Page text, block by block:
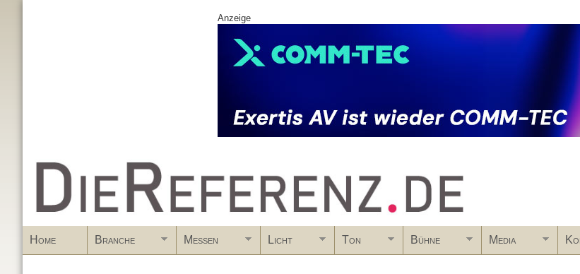
Anzeige
www.DieReferenz.de
Home Branche Messen Licht Ton Bühne Media